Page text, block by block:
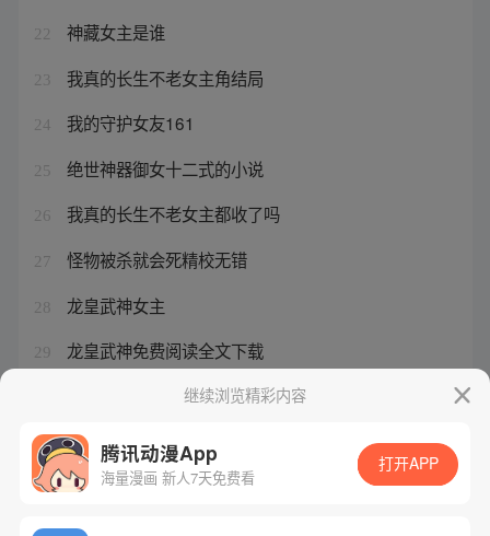
22 神藏女主是谁
23 我真的长生不老女主角结局
24 我的守护女友161
25 绝世神器御女十二式的小说
26 我真的长生不老女主都收了吗
27 怪物被杀就会死精校无错
28 龙皇武神女主
29 龙皇武神免费阅读全文下载
史上第一混乱是哪年写的继续浏览精彩内容
腾讯动漫App
海量漫画 新人7天免费看
打开APP